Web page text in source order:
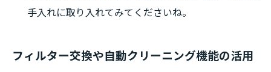
手入れに取り入れてみてくださいね。
フィルター交換や自動クリーニング機能の活用